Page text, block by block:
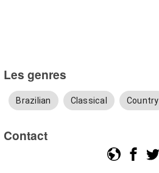
Les genres
Brazilian Classical Country
Contact